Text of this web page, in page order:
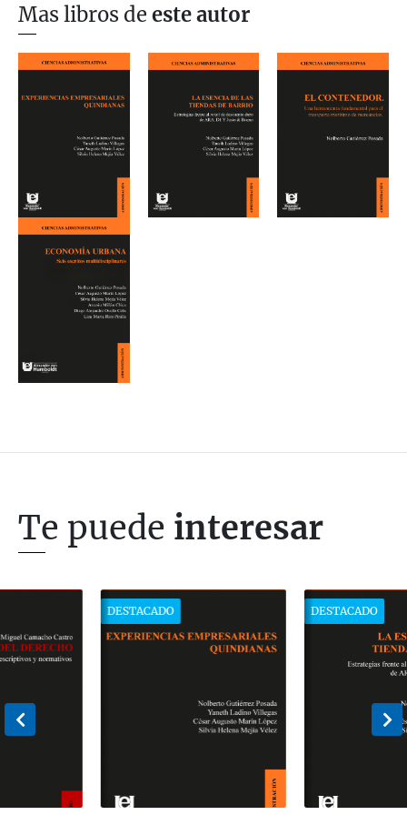
Mas libros de este autor
Te puede interesar
DESTACADO DESTACADO